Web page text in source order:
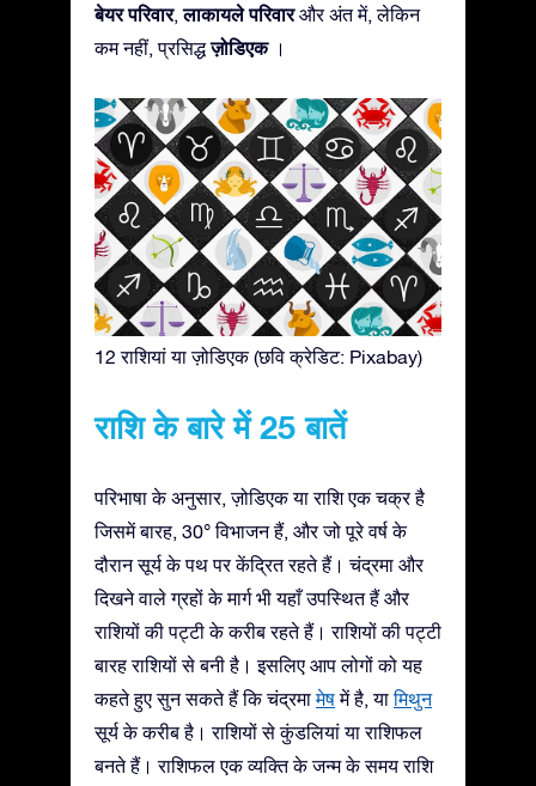
बेयर परिवार,लाकायले परिवारऔर अंत में, लेकिन
कम नहीं, प्रसिद्धज़ोडिएक ।
12 राशियां या ज़ोडिएक (छवि क्रेडिट: Pixabay)
राशि के बारे में 25 बातें
परिभाषा के अनुसार, ज़ोडिएक या राशि एक चक्र है
जिसमें बारह, 30° विभाजन हैं, और जो पूरे वर्ष के
दौरान सूर्य के पथ पर केंद्रित रहते हैं। चंद्रमा और
दिखने वाले ग्रहों के मार्ग भी यहाँ उपस्थित हैं और
राशियों की पट्टी के करीब रहते हैं। राशियों की पट्टी
बारह राशियों से बनी है। इसलिए आप लोगों को यह
कहते हुए सुन सकते हैं कि चंद्रमामेषमें है, यामिथुन
सूर्य के करीब है। राशियों से कुंडलियां या राशिफल
बनते हैं। राशिफल एक व्यक्ति के जन्म के समय राशि